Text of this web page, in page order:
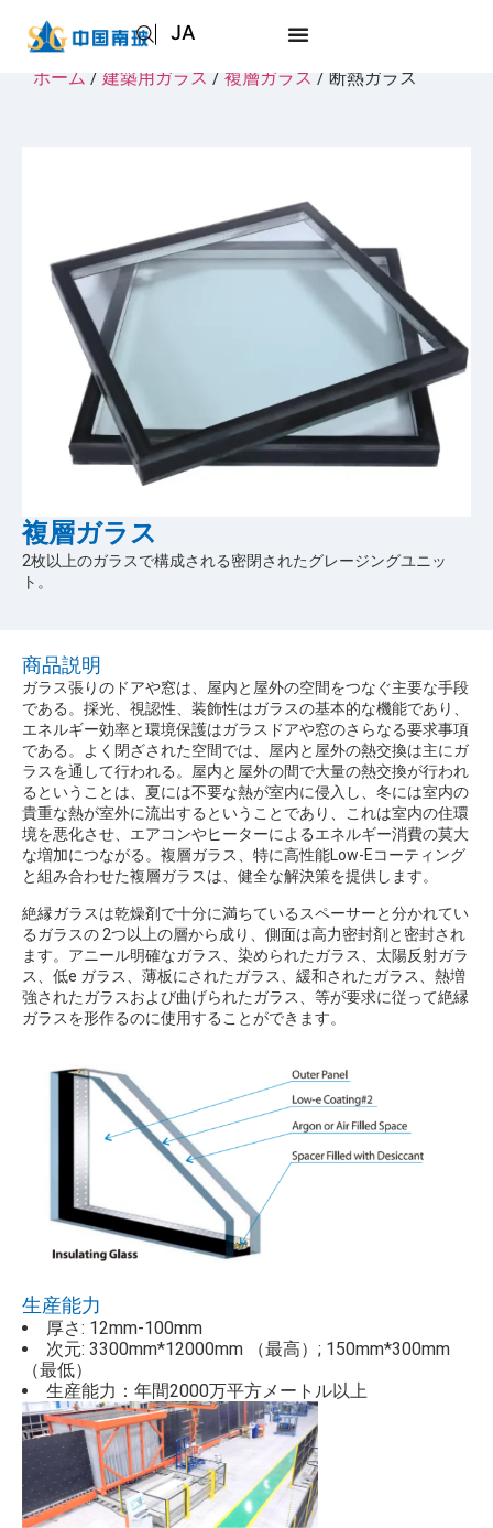
JA
EN
ホーム / 建築用ガラス / 複層ガラス / 断熱ガラス
複層ガラス
2枚以上のガラスで構成される密閉されたグレージングユニッ
ト。
商品説明
ガラス張りのドアや窓は、屋内と屋外の空間をつなぐ主要な手段
である。採光、視認性、装飾性はガラスの基本的な機能であり、
エネルギー効率と環境保護はガラスドアや窓のさらなる要求事項
である。よく閉ざされた空間では、屋内と屋外の熱交換は主にガ
ラスを通して行われる。屋内と屋外の間で大量の熱交換が行われ
るということは、夏には不要な熱が室内に侵入し、冬には室内の
貴重な熱が室外に流出するということであり、これは室内の住環
境を悪化させ、エアコンやヒーターによるエネルギー消費の莫大
な増加につながる。複層ガラス、特に高性能Low-Eコーティング
と組み合わせた複層ガラスは、健全な解決策を提供します。
絶縁ガラスは乾燥剤で十分に満ちているスペーサーと分かれてい
るガラスの 2つ以上の層から成り、側面は高力密封剤と密封され
ます。アニール明確なガラス、染められたガラス、太陽反射ガラ
ス、低e ガラス、薄板にされたガラス、緩和されたガラス、熱増
強されたガラスおよび曲げられたガラス、等が要求に従って絶縁
ガラスを形作るのに使用することができます。
生産能力
厚さ: 12mm-100mm
次元: 3300mm*12000mm （最高）; 150mm*300mm
（最低）
生産能力：年間2000万平方メートル以上